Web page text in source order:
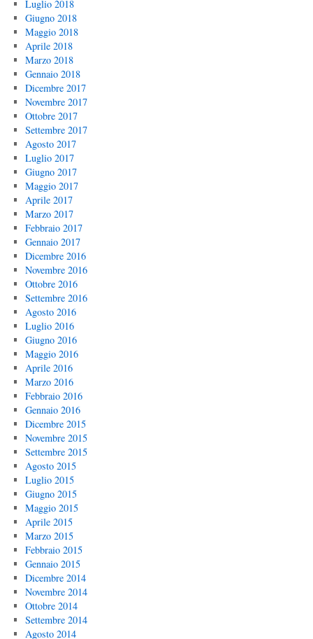
Luglio 2018
Giugno 2018
Maggio 2018
Aprile 2018
Marzo 2018
Gennaio 2018
Dicembre 2017
Novembre 2017
Ottobre 2017
Settembre 2017
Agosto 2017
Luglio 2017
Giugno 2017
Maggio 2017
Aprile 2017
Marzo 2017
Febbraio 2017
Gennaio 2017
Dicembre 2016
Novembre 2016
Ottobre 2016
Settembre 2016
Agosto 2016
Luglio 2016
Giugno 2016
Maggio 2016
Aprile 2016
Marzo 2016
Febbraio 2016
Gennaio 2016
Dicembre 2015
Novembre 2015
Settembre 2015
Agosto 2015
Luglio 2015
Giugno 2015
Maggio 2015
Aprile 2015
Marzo 2015
Febbraio 2015
Gennaio 2015
Dicembre 2014
Novembre 2014
Ottobre 2014
Settembre 2014
Agosto 2014